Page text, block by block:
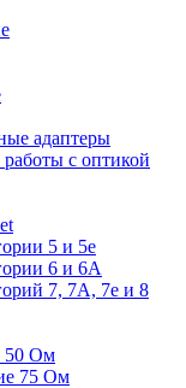
адаптеры
с оптикой
5 и 5е
6 и 6A
7, 7А, 7е и 8
50 Ом
75 Ом